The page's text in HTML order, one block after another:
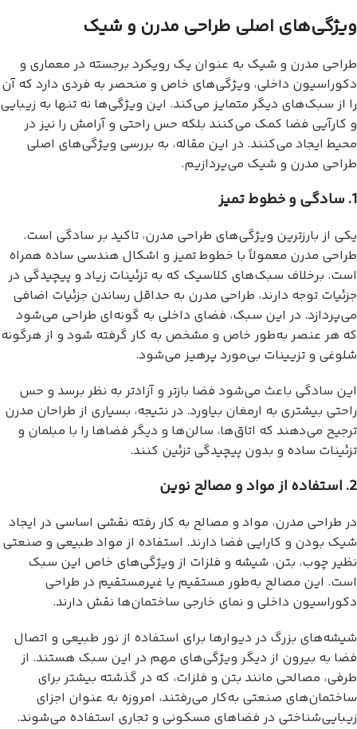
ویژگی‌های اصلی طراحی مدرن و شیک
طراحی مدرن و شیک به عنوان یک رویکرد برجسته در معماری و
دکوراسیون داخلی، ویژگی‌های خاص و منحصر به فردی دارد که آن
را از سبک‌های دیگر متمایز می‌کند. این ویژگی‌ها نه تنها به زیبایی
و کارآیی فضا کمک می‌کنند بلکه حس راحتی و آرامش را نیز در
محیط ایجاد می‌کنند. در این مقاله، به بررسی ویژگی‌های اصلی
طراحی مدرن و شیک می‌پردازیم.
1. سادگی و خطوط تمیز
یکی از بارزترین ویژگی‌های طراحی مدرن، تاکید بر سادگی است.
طراحی مدرن معمولاً با خطوط تمیز و اشکال هندسی ساده همراه
است. برخلاف سبک‌های کلاسیک که به تزئینات زیاد و پیچیدگی در
جزئیات توجه دارند، طراحی مدرن به حداقل رساندن جزئیات اضافی
می‌پردازد. در این سبک، فضای داخلی به گونه‌ای طراحی می‌شود
که هر عنصر به‌طور خاص و مشخص به کار گرفته شود و از هرگونه
شلوغی و تزیینات بی‌مورد پرهیز می‌شود.
این سادگی باعث می‌شود فضا بازتر و آزادتر به نظر برسد و حس
راحتی بیشتری به ارمغان بیاورد. در نتیجه، بسیاری از طراحان مدرن
ترجیح می‌دهند که اتاق‌ها، سالن‌ها و دیگر فضاها را با مبلمان و
تزئینات ساده و بدون پیچیدگی تزئین کنند.
2. استفاده از مواد و مصالح نوین
در طراحی مدرن، مواد و مصالح به کار رفته نقشی اساسی در ایجاد
شیک بودن و کارایی فضا دارند. استفاده از مواد طبیعی و صنعتی
نظیر چوب، بتن، شیشه و فلزات از ویژگی‌های خاص این سبک
است. این مصالح به‌طور مستقیم یا غیرمستقیم در طراحی
دکوراسیون داخلی و نمای خارجی ساختمان‌ها نقش دارند.
شیشه‌های بزرگ در دیوارها برای استفاده از نور طبیعی و اتصال
فضا به بیرون از دیگر ویژگی‌های مهم در این سبک هستند. از
طرفی، مصالحی مانند بتن و فلزات، که در گذشته بیشتر برای
ساختمان‌های صنعتی به‌کار می‌رفتند، امروزه به عنوان اجزای
زیبایی‌شناختی در فضاهای مسکونی و تجاری استفاده می‌شوند.